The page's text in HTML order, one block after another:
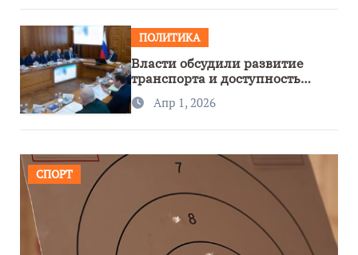
ПОЛИТИКА
Власти обсудили развитие
транспорта и доступность
региона
Апр 1, 2026
СПОРТ